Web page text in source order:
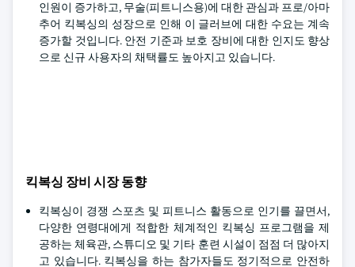
인원이 증가하고, 무술(피트니스용)에 대한 관심과 프로/아마
추어 킥복싱의 성장으로 인해 이 글러브에 대한 수요는 계속
증가할 것입니다. 안전 기준과 보호 장비에 대한 인지도 향상
으로 신규 사용자의 채택률도 높아지고 있습니다.
킥복싱 장비 시장 동향
킥복싱이 경쟁 스포츠 및 피트니스 활동으로 인기를 끌면서,
다양한 연령대에게 적합한 체계적인 킥복싱 프로그램을 제
공하는 체육관, 스튜디오 및 기타 훈련 시설이 점점 더 많아지
고 있습니다. 킥복싱을 하는 참가자들도 정기적으로 안전하